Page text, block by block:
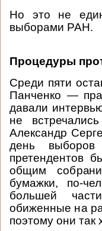
Но это не
выборами РАН.
Процедуры
Среди пяти
Панченко —
давали
не
Александр
день
претендентов
общим
бумажки, по-
большей
обиженные на
поэтому они так